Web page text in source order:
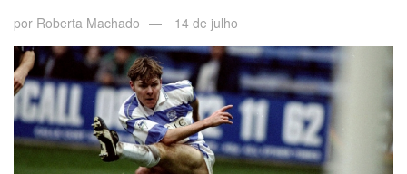
por Roberta Machado 14 de julho